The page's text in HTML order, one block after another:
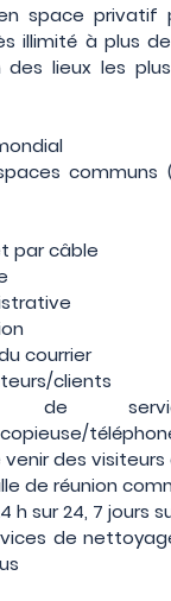
space privatif
illimité à plus
des lieux les
communs
par câble
courrier
clients
de
venir des
de réunion
h sur 24, 7 jours
de